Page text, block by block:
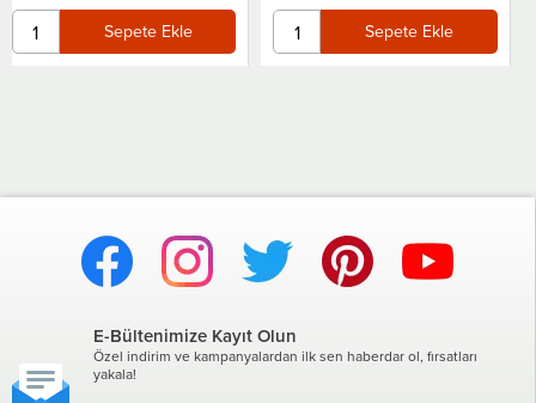
Sepete Ekle
E-Bültenimize Kayıt Olun
Özel indirim ve kampanyalardan ilk sen haberdar ol, fırsatları
yakala!